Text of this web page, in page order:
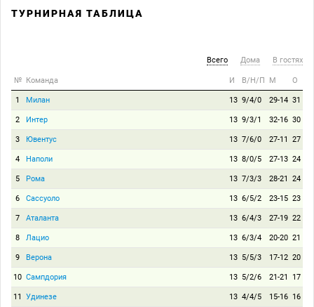
ТУРНИРНАЯ ТАБЛИЦА
Всего Дома В гостях
№ Команда И В/Н/П М О
1 Милан 13 9/4/0 29-14 31
2 Интер 13 9/3/1 32-16 30
3 Ювентус 13 7/6/0 27-11 27
4 Наполи 13 8/0/5 27-13 24
5 Рома 13 7/3/3 28-21 24
6 Сассуоло 13 6/5/2 23-15 23
7 Аталанта 13 6/4/3 27-19 22
8 Лацио 13 6/3/4 20-20 21
9 Верона 13 5/5/3 17-12 20
10 Сампдория 13 5/2/6 21-21 17
11 Удинезе 13 4/4/5 15-16 16